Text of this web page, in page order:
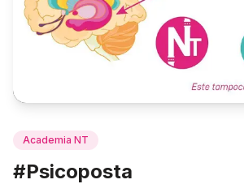
Academia NT
#Psicoposta